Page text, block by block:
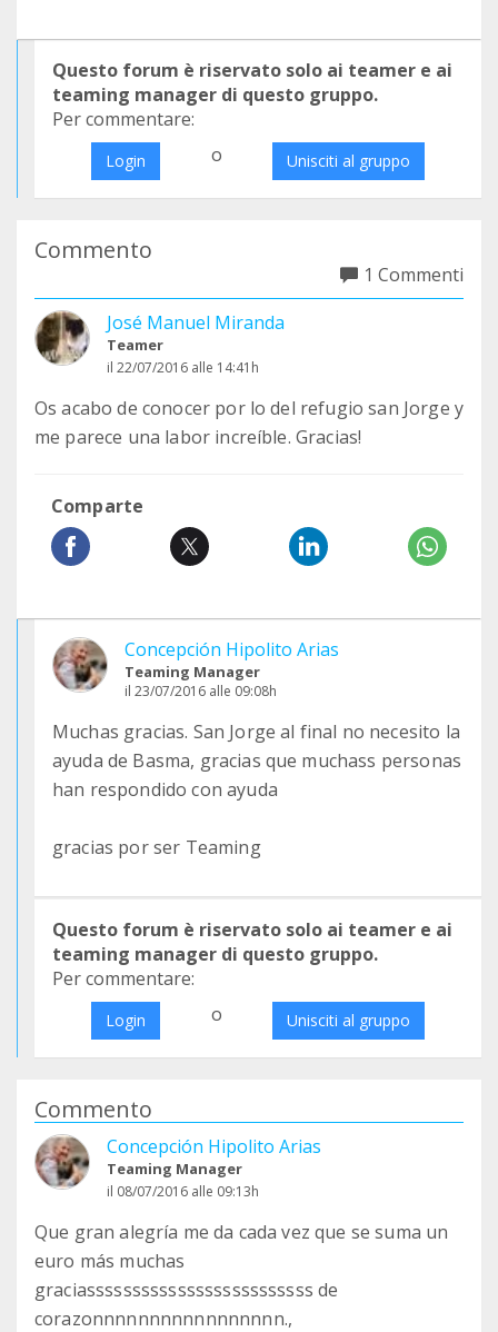
Questo forum è riservato solo ai teamer e ai
teaming manager di questo gruppo.
Per commentare:
Login o Unisciti al gruppo
Commento
1 Commenti
José Manuel Miranda
Teamer
il 22/07/2016 alle 14:41h
Os acabo de conocer por lo del refugio san Jorge y
me parece una labor increíble. Gracias!
Comparte
Concepción Hipolito Arias
Teaming Manager
il 23/07/2016 alle 09:08h
Muchas gracias. San Jorge al final no necesito la
ayuda de Basma, gracias que muchass personas
han respondido con ayuda
gracias por ser Teaming
Questo forum è riservato solo ai teamer e ai
teaming manager di questo gruppo.
Per commentare:
Login o Unisciti al gruppo
Commento
Concepción Hipolito Arias
Teaming Manager
il 08/07/2016 alle 09:13h
Que gran alegría me da cada vez que se suma un
euro más muchas
graciasssssssssssssssssssssssss de
corazonnnnnnnnnnnnnnnnn.,